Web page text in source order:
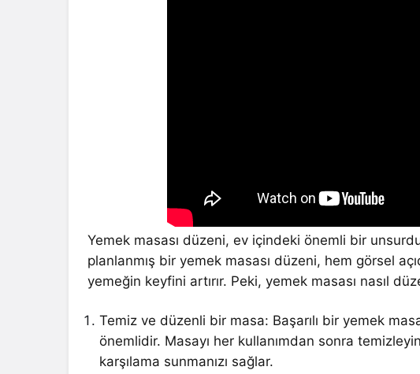
Yemek masası düzeni, ev içindeki önemli bir
planlanmış bir yemek masası düzeni, hem görsel
yemeğin keyfini artırır. Peki, yemek masası nasıl
Temiz ve düzenli bir masa: Başarılı bir yemek
önemlidir. Masayı her kullanımdan sonra
karşılama sunmanızı sağlar.